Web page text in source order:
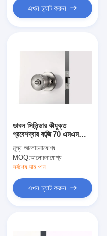
এখন চ্যাট করুন
ডাবল সিলিন্ডার কীযুক্ত
প্রবেশদ্বার কব্জি 70 এমএম
মূল্য:আলোচনাযোগ্য
MOQ:আলোচনাযোগ্য
সর্বশেষ দাম পান
এখন চ্যাট করুন